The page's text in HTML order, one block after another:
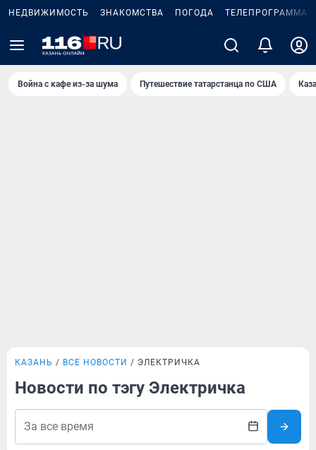
НЕДВИЖИМОСТЬ ЗНАКОМСТВА ПОГОДА ТЕЛЕПРОГРАММА
Война с кафе из-за шума Путешествие татарстанца по США
КАЗАНЬ ВСЕ НОВОСТИ ЭЛЕКТРИЧКА
Новости по тэгу Электричка